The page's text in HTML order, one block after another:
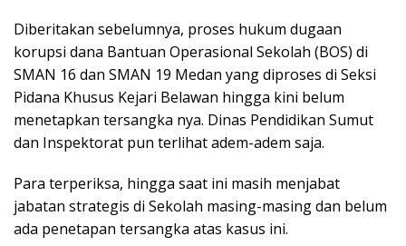
Diberitakan sebelumnya, proses hukum dugaan
korupsi dana Bantuan Operasional Sekolah (BOS) di
SMAN 16 dan SMAN 19 Medan yang diproses di Seksi
Pidana Khusus Kejari Belawan hingga kini belum
menetapkan tersangka nya. Dinas Pendidikan Sumut
dan Inspektorat pun terlihat adem-adem saja.
Para terperiksa, hingga saat ini masih menjabat
jabatan strategis di Sekolah masing-masing dan belum
ada penetapan tersangka atas kasus ini.